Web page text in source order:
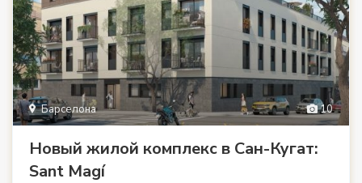
10
Барселона
Новый жилой комплекс в Сан-Кугат:
Sant Magí